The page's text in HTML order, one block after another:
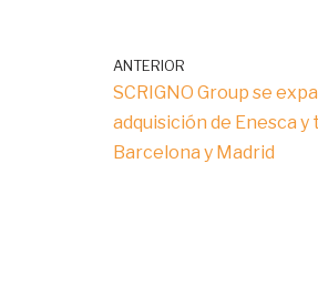
ANTERIOR
SCRIGNO Group se
adquisición de Enesca
Barcelona y Madrid